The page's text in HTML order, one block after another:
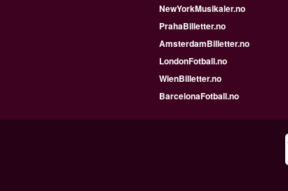
NewYorkMusikaler.no
PrahaBilletter.no
AmsterdamBilletter.no
LondonFotball.no
WienBilletter.no
BarcelonaFotball.no